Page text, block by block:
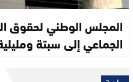
المجلس الوطني لحقوق
الجماعي إلى سبتة